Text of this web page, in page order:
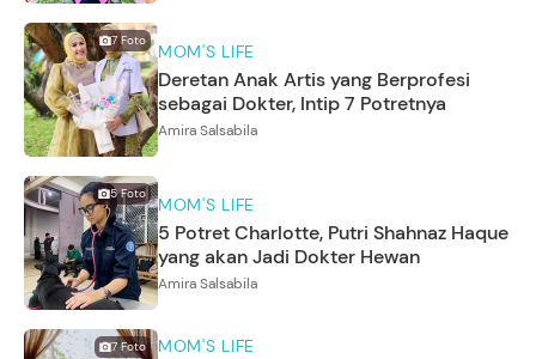
7 Foto MOM'S LIFE
Deretan Anak Artis yang Berprofesi
sebagai Dokter, Intip 7 Potretnya
Amira Salsabila
5Foto MOM'S LIFE
5 Potret Charlotte, Putri Shahnaz Haque
yang akan Jadi Dokter Hewan
Amira Salsabila
7Foto MOM'S LIFE